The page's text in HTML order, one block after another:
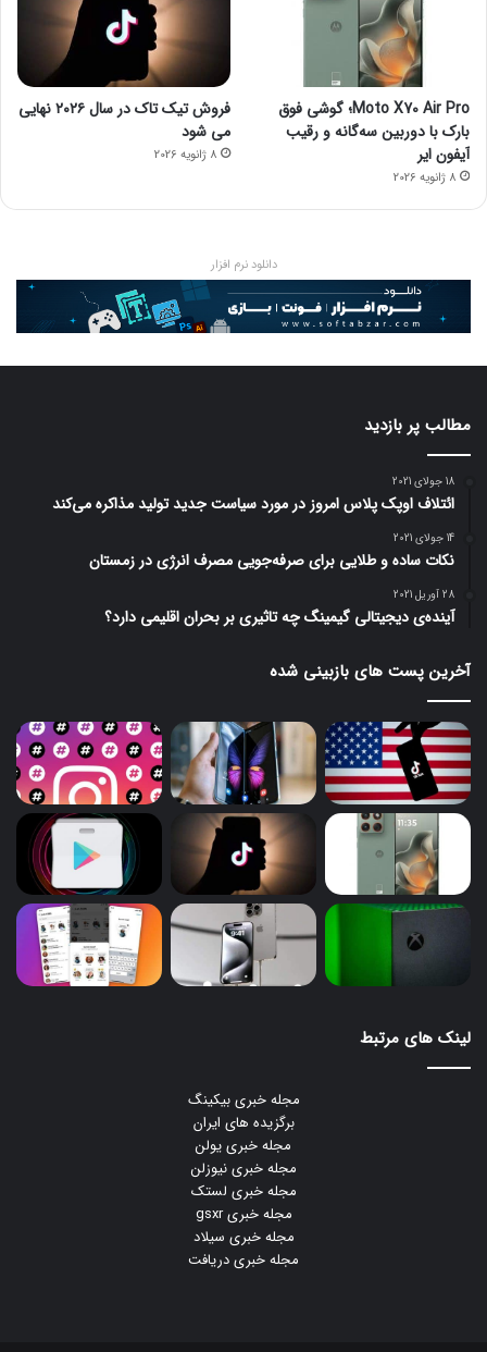
Moto X70 Air Pro؛ گوشی فوق
بارک با دوربین سه‌گانه و رقیب
آیفون ایر
8 ژانویه 2026
فروش تیک تاک در سال ۲۰۲۶ نهایی
می شود
8 ژانویه 2026
دانلود نرم افزار
مطالب پر بازدید
18 جولای 2021
ائتلاف اوپک پلاس امروز در مورد سیاست جدید تولید مذاکره می‌کند
14 جولای 2021
نکات ساده و طلایی برای صرفه‌جویی مصرف انرژی در زمستان
28 آوریل 2021
آینده‌ی دیجیتالی گیمینگ چه تاثیری بر بحران اقلیمی دارد؟
آخرین پست های بازبینی شده
لینک های مرتبط
مجله خبری بیکینگ
برگزیده های ایران
مجله خبری یولن
مجله خبری نیوزلن
مجله خبری لستک
مجله خبری gsxr
مجله خبری سیلاد
مجله خبری دریافت